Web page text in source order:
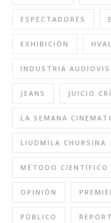
ESPECTADORES
EXHIBICIÓN
INDUSTRIA
JEANS JUICIO
LA SEMANA
LIUDMILA CHURSINA
MÉTODO CIENTÍFICO
OPINIÓN
PÚBLICO